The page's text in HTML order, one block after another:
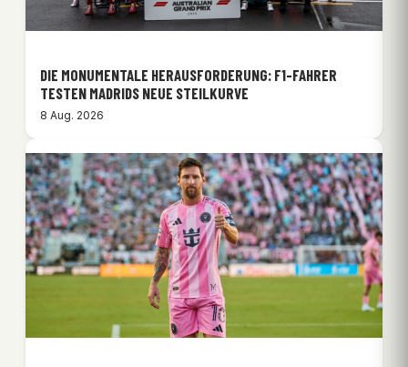
DIE MONUMENTALE HERAUSFORDERUNG: F1-FAHRER
TESTEN MADRIDS NEUE STEILKURVE
8 Aug. 2026